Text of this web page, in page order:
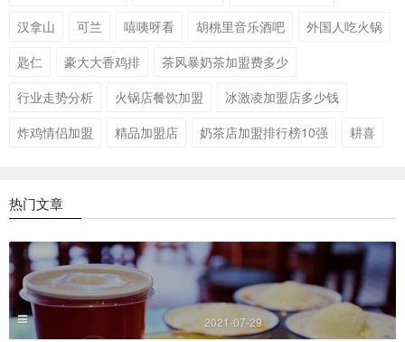
汉拿山
可兰 嘻咦呀看 胡桃里音乐酒吧
外国人吃火锅
匙仁
豪大大香鸡排
茶风暴奶茶加盟费多少
行业走势分析
火锅店餐饮加盟
冰激凌加盟店多少钱
炸鸡情侣加盟
精品加盟店 奶茶店加盟排行榜10强 耕喜
热门文章
2021-07-29